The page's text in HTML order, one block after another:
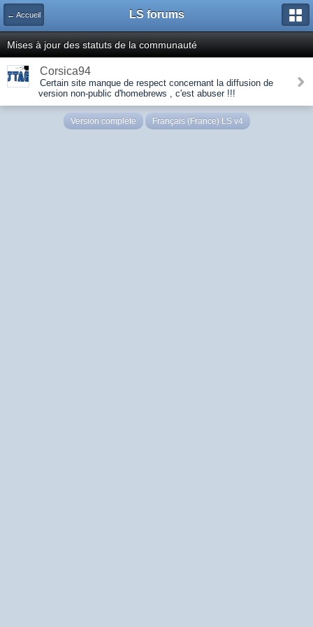
← Accueil LS forums
Mises à jour des statuts de la communauté
Corsica94
Certain site manque de respect concernant la diffusion de
version non-public d'homebrews , c'est abuser !!!
Version complète Français (France) LS v4